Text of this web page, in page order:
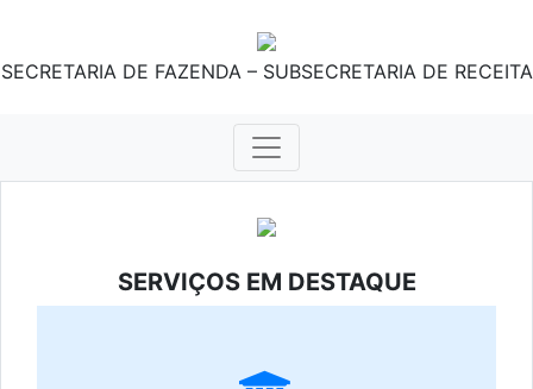
SECRETARIA DE FAZENDA – SUBSECRETARIA DE RECEITA
SERVIÇOS EM DESTAQUE